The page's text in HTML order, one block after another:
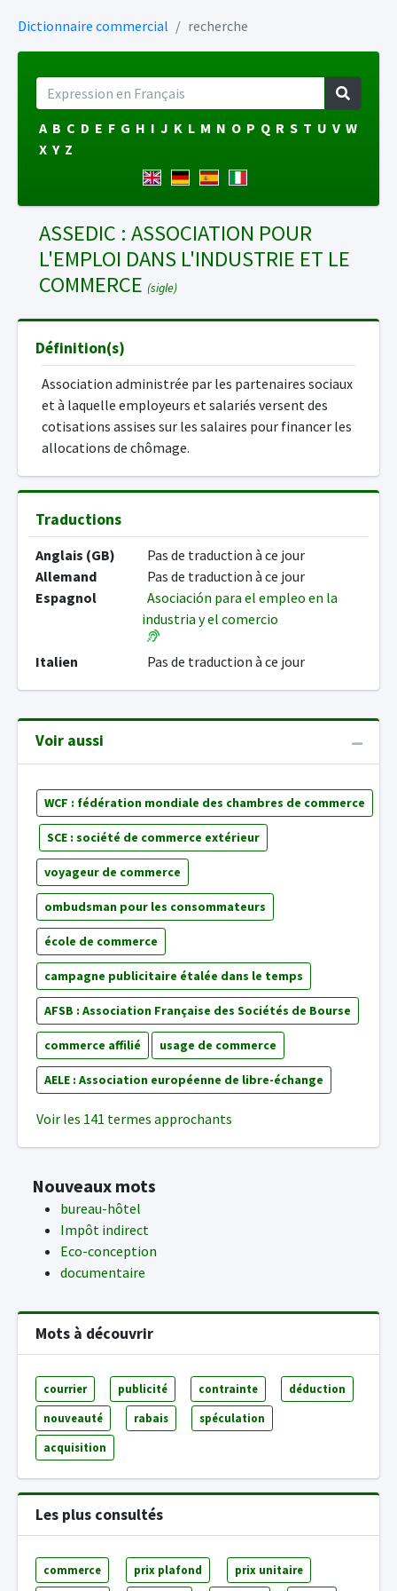
Dictionnaire commercial recherche
A B C D E F G H I J K L M N O P Q R S T U V W
X Y Z
ASSEDIC : ASSOCIATION POUR
L'EMPLOI DANS L'INDUSTRIE ET LE
COMMERCE (sigle)
Définition(s)
Association administrée par les partenaires sociaux
et à laquelle employeurs et salariés versent des
cotisations assises sur les salaires pour financer les
allocations de chômage.
Traductions
Anglais (GB)
Pas de traduction à ce jour
Allemand
Pas de traduction à ce jour
Espagnol
Asociación para el empleo en la
industria y el comercio
Italien Pas de traduction à ce jour
Voir aussi
WCF : fédération mondiale des chambres de commerce
SCE : société de commerce extérieur
voyageur de commerce
ombudsman pour les consommateurs
école de commerce
campagne publicitaire étalée dans le temps
AFSB : Association Française des Sociétés de Bourse
commerce affilié usage de commerce
AELE : Association européenne de libre-échange
Voir les 141 termes approchants
Nouveaux mots
bureau-hôtel
Impôt indirect
Eco-conception
documentaire
Mots à découvrir
courrier publicité contrainte déduction
nouveauté rabais spéculation
acquisition
Les plus consultés
commerce prix plafond prix unitaire